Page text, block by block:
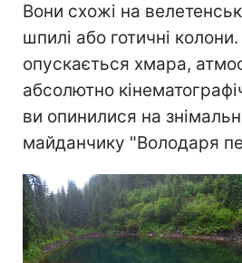
Вони схожі на
шпилі або готичні
опускається хмара,
абсолютно
ви опинилися на
майданчику "Володаря